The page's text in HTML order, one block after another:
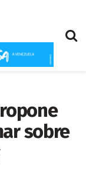
sobre